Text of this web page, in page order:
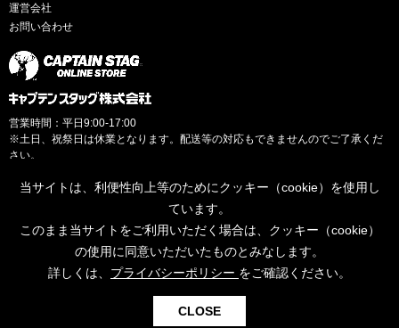
運営会社
お問い合わせ
営業時間：平日9:00-17:00
※土日、祝祭日は休業となります。配送等の対応もできませんのでご了承くだ
さい。
当サイトは、利便性向上等のためにクッキー（cookie）を使用し
ています。
このまま当サイトをご利用いただく場合は、クッキー（cookie）
の使用に同意いただいたものとみなします。
詳しくは、 プライバシーポリシー をご確認ください。
CLOSE